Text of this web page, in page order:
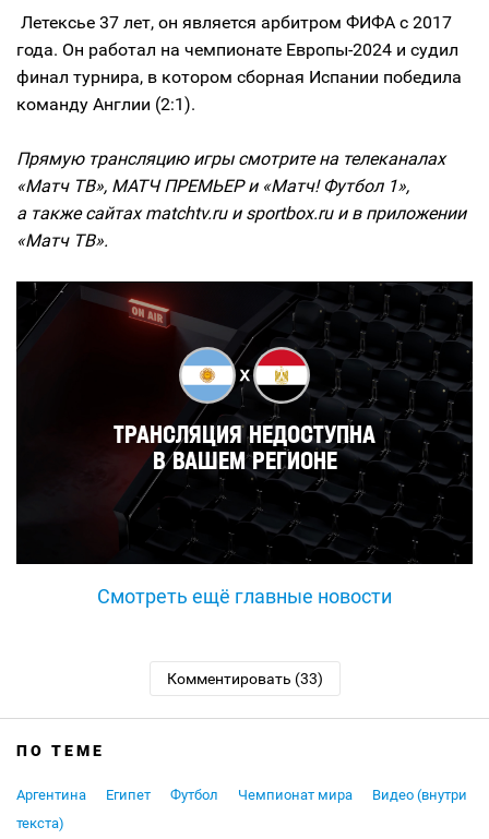
Летексье 37 лет, он является арбитром ФИФА с 2017
года. Он работал на чемпионате Европы-2024 и судил
финал турнира, в котором сборная Испании победила
команду Англии (2:1).
Прямую трансляцию игры смотрите на телеканалах
«Матч ТВ», МАТЧ ПРЕМЬЕР и «Матч! Футбол 1»,
а также сайтах matchtv.ru и sportbox.ru и в приложении
«Матч ТВ».
Смотреть ещё главные новости
Комментировать (33)
ПО ТЕМЕ
Аргентина Египет Футбол Чемпионат мира
Видео (внутри
текста)